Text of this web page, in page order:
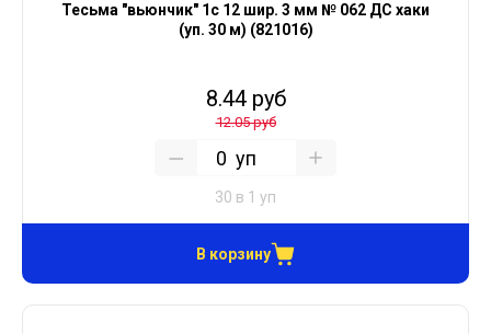
Тесьма "вьюнчик" 1с 12 шир. 3 мм № 062 ДС хаки
(уп. 30 м) (821016)
8.44 руб
12.05 руб
уп
30 в 1 уп
В корзину